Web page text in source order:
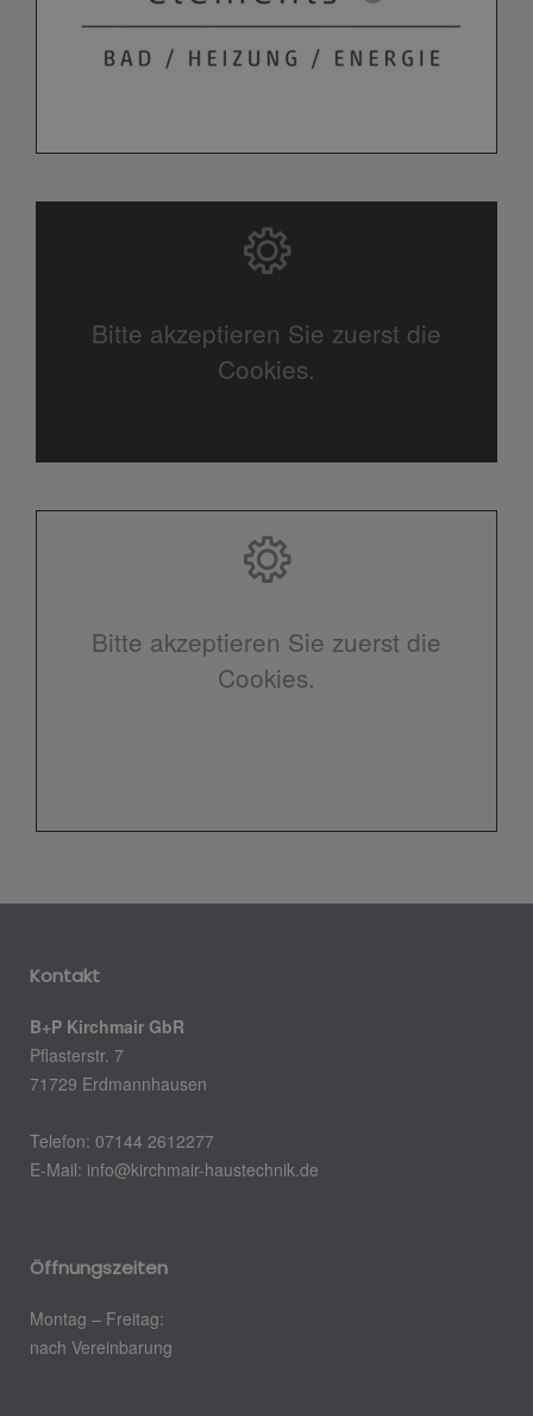
Bitte akzeptieren Sie zuerst die
Cookies.
Bitte akzeptieren Sie zuerst die
Cookies.
Kontakt
B+P Kirchmair GbR
Pflasterstr. 7
71729 Erdmannhausen
Telefon: 07144 2612277
E-Mail: info@kirchmair-haustechnik.de
Öffnungszeiten
Montag – Freitag:
nach Vereinbarung